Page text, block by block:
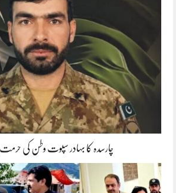
چارسدہ کا بہادر سپوت وطن کی حرمت